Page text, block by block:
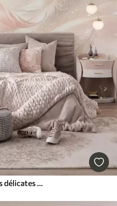
Peintures murales Des plumes délicates et aériennes, nimbées d'une brume rose-pêche aux reflets chatoyants